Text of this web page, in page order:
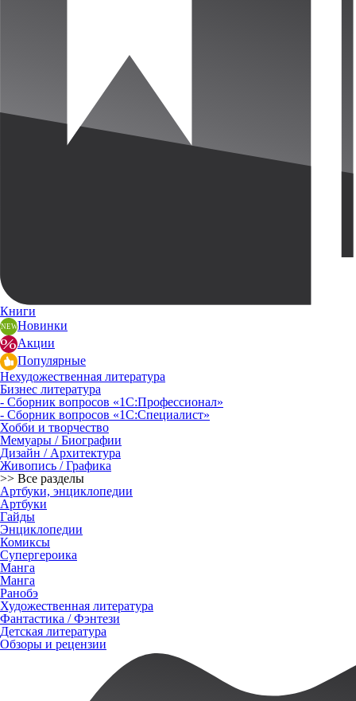
Книги
Новинки
Акции
Популярные
Нехудожественная литература
Бизнес литература
- Сборник вопросов «1С:Профессионал»
- Сборник вопросов «1С:Специалист»
Хобби и творчество
Мемуары / Биографии
Дизайн / Архитектура
Живопись / Графика
>> Все разделы
Артбуки, энциклопедии
Артбуки
Гайды
Энциклопедии
Комиксы
Супергероика
Манга
Манга
Ранобэ
Художественная литература
Фантастика / Фэнтези
Детская литература
Обзоры и рецензии